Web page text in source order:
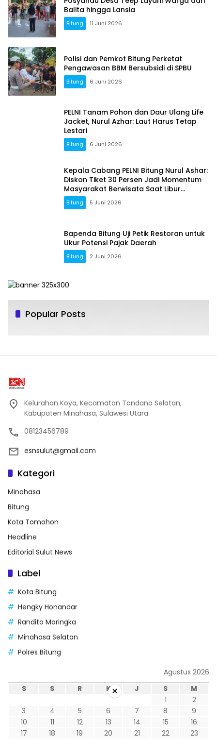
Balita hingga Lansia
Bitung 11 Juni 2026
Polisi dan Pemkot Bitung Perketat
Pengawasan BBM Bersubsidi di SPBU
Bitung 6 Juni 2026
PELNI Tanam Pohon dan Daur Ulang Life
Jacket, Nurul Azhar: Laut Harus Tetap
Lestari
Bitung 6 Juni 2026
Kepala Cabang PELNI Bitung Nurul Ashar:
Diskon Tiket 30 Persen Jadi Momentum
Masyarakat Berwisata Saat Libur
Sekolah
Bitung 5 Juni 2026
Bapenda Bitung Uji Petik Restoran untuk
Ukur Potensi Pajak Daerah
Bitung 2 Juni 2026
Popular Posts
Kelurahan Koya, Kecamatan Tondano Selatan,
Kabupaten Minahasa, Sulawesi Utara
08123456789
esnsulut@gmail.com
Kategori
Minahasa
Bitung
Kota Tomohon
Headline
Editorial Sulut News
Label
Kota Bitung
Hengky Honandar
Randito Maringka
Minahasa Selatan
Polres Bitung
Agustus 2026
S
S R K J S
M
1
2
3
4 5 6 7 8
9
10
11 12 13 14 15
16
17
18 19 20 21 22 23
×